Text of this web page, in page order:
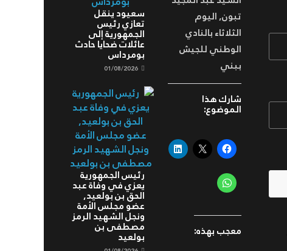
تبون, اليوم
الثلاثاء بالنادي
الوطني للجيش
ببني
شارك هذا
الموضوع:
معجب بهذه:
سعيود ينقل
تعازي رئيس
الجمهورية إلى
عائلات ضحايا حادث
بومرداس
01/08/2026
رئيس الجمهورية
يعزي في وفاة عبد
الحق بن بولعيد,
عضو مجلس الأمة
ونجل الشهيد الرمز
مصطفى بن
بولعيد